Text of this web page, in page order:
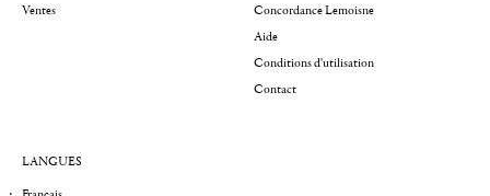
Ventes
Concordance Lemoisne
Aide
Conditions d'utilisation
Contact
LANGUES